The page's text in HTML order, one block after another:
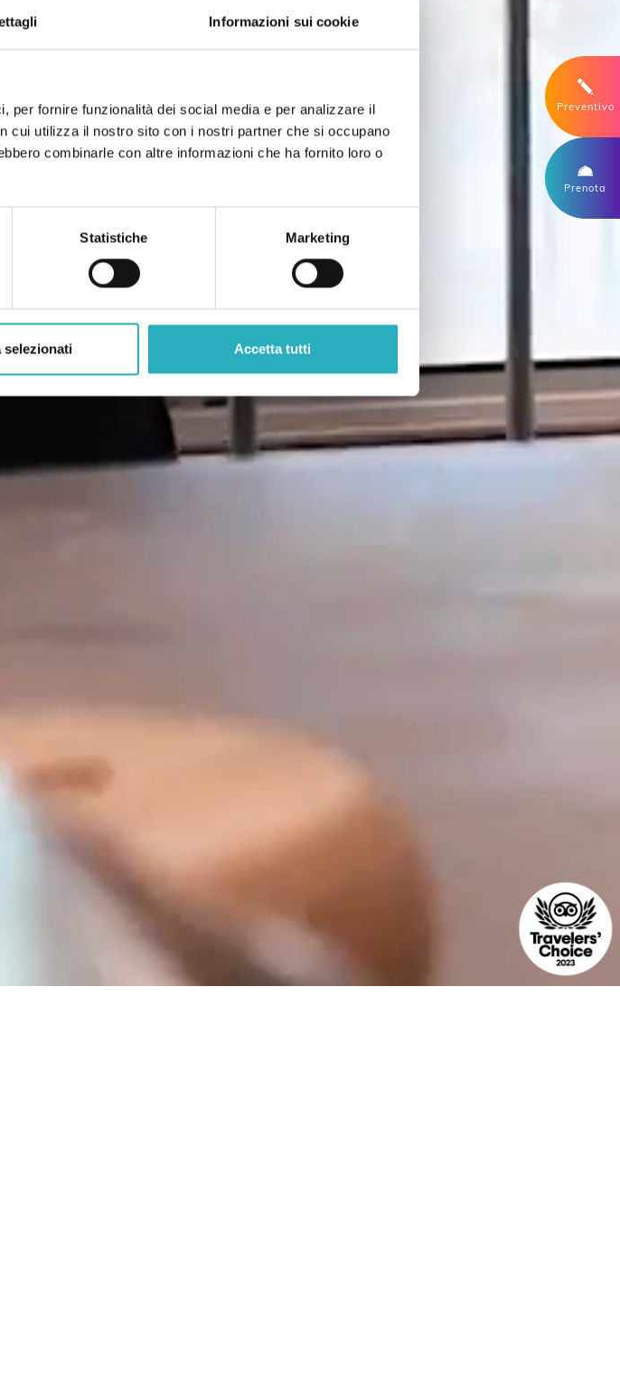
Informazioni sui cookie
per fornire funzionalità dei social media e per analizzare il
cui utilizza il nostro sito con i nostri partner che si occupano
combinarle con altre informazioni che ha fornito loro o
Statistiche Marketing
selezionati Accetta tutti
Preventivo
Prenota